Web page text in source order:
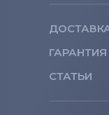
ГАРАНТИЯ
СТАТЬИ